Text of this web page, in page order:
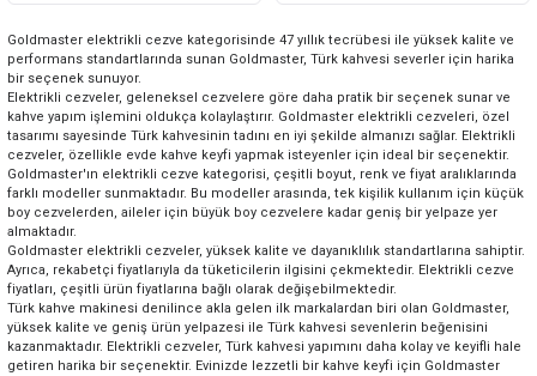
Goldmaster elektrikli cezve kategorisinde 47 yıllık tecrübesi ile yüksek kalite ve
performans standartlarında sunan Goldmaster, Türk kahvesi severler için harika
bir seçenek sunuyor.
Elektrikli cezveler, geleneksel cezvelere göre daha pratik bir seçenek sunar ve
kahve yapım işlemini oldukça kolaylaştırır. Goldmaster elektrikli cezveleri, özel
tasarımı sayesinde Türk kahvesinin tadını en iyi şekilde almanızı sağlar. Elektrikli
cezveler, özellikle evde kahve keyfi yapmak isteyenler için ideal bir seçenektir.
Goldmaster'ın elektrikli cezve kategorisi, çeşitli boyut, renk ve fiyat aralıklarında
farklı modeller sunmaktadır. Bu modeller arasında, tek kişilik kullanım için küçük
boy cezvelerden, aileler için büyük boy cezvelere kadar geniş bir yelpaze yer
almaktadır.
Goldmaster elektrikli cezveler, yüksek kalite ve dayanıklılık standartlarına sahiptir.
Ayrıca, rekabetçi fiyatlarıyla da tüketicilerin ilgisini çekmektedir. Elektrikli cezve
fiyatları, çeşitli ürün fiyatlarına bağlı olarak değişebilmektedir.
Türk kahve makinesi denilince akla gelen ilk markalardan biri olan Goldmaster,
yüksek kalite ve geniş ürün yelpazesi ile Türk kahvesi sevenlerin beğenisini
kazanmaktadır. Elektrikli cezveler, Türk kahvesi yapımını daha kolay ve keyifli hale
getiren harika bir seçenektir. Evinizde lezzetli bir kahve keyfi için Goldmaster